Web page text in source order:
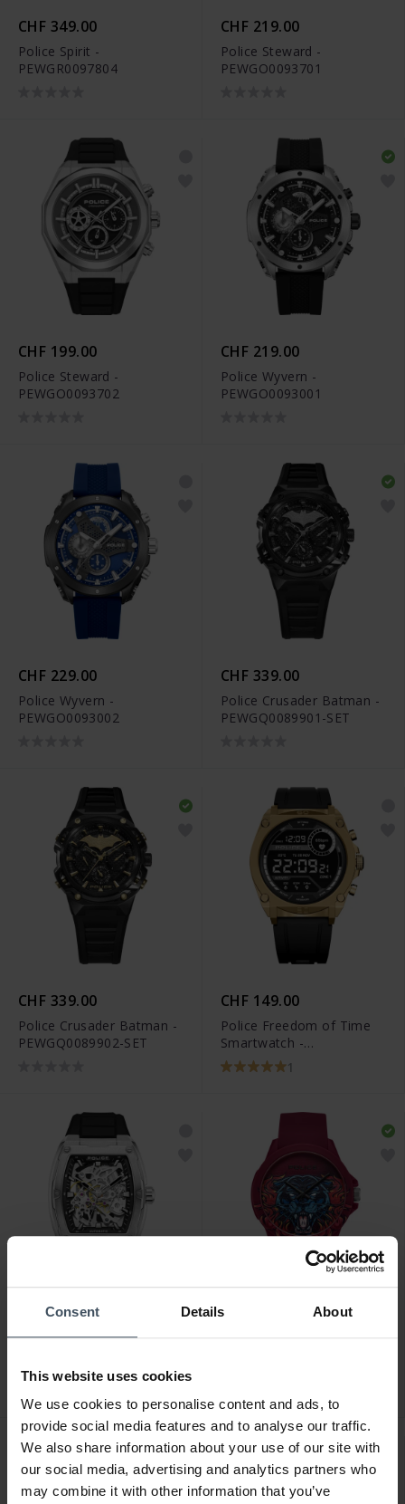
Consent Details About
This website uses cookies
We use cookies to personalise content and ads, to
provide social media features and to analyse our traffic.
We also share information about your use of our site with
our social media, advertising and analytics partners who
may combine it with other information that you’ve
CHF 349.00
Police Spirit -
PEWGR0097804
CHF 219.00
Police Steward -
PEWGO0093701
CHF 199.00
Police Steward -
PEWGO0093702
CHF 219.00
Police Wyvern -
PEWGO0093001
CHF 229.00
Police Wyvern -
PEWGO0093002
CHF 339.00
Police Crusader Batman -
PEWGQ0089901-SET
CHF 339.00
Police Crusader Batman -
PEWGQ0089902-SET
CHF 149.00
Police Freedom of Time
Smartwatch -
PEIUN0000105
1
PEWJR0005902